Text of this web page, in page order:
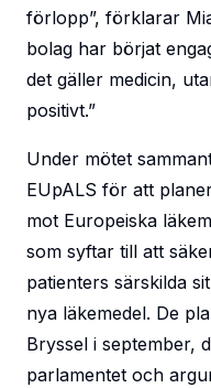
förlopp”, förklarar
bolag har börjat
det gäller medicin,
positivt.”
Under mötet
EUpALS för att
mot Europeiska
som syftar till att
patienters särskilda
nya läkemedel. De
Bryssel i september,
parlamentet och